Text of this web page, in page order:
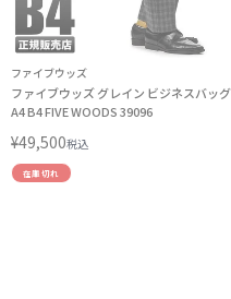
ファイブウッズ
ファイブウッズ グレイン ビジネスバッグ
A4 B4 FIVE WOODS 39096
¥49,500税込
在庫切れ